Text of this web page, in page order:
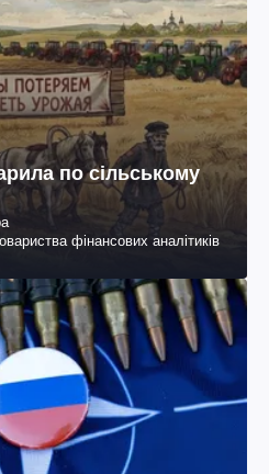
по сільському
фінансових аналітиків